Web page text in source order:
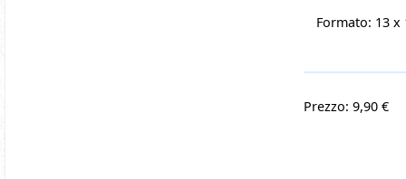
Formato: 13 x
Prezzo: 9,90 €